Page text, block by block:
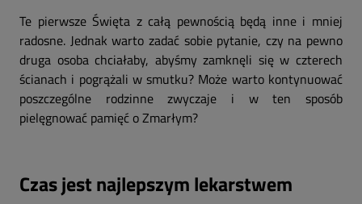
Te pierwsze Święta z całą pewnością będą inne i mniej
radosne. Jednak warto zadać sobie pytanie, czy na pewno
druga osoba chciałaby, abyśmy zamknęli się w czterech
ścianach i pogrążali w smutku? Może warto kontynuować
poszczególne rodzinne zwyczaje i w ten sposób
pielęgnować pamięć o Zmarłym?
Czas jest najlepszym lekarstwem